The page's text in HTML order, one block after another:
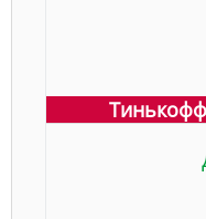
Тинькофф